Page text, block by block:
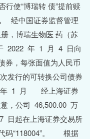
行使“博瑞转 债”提前赎
经中国证券监督管理
，博瑞生物医 药（苏
2022 年 1 月 4 日向
券，每张面值为人民币
发行的可转换公司债券
年 1 月 经上海证券
，公司 46,500.00 万
日起在上海证券交易所
代码“118004”。 根据